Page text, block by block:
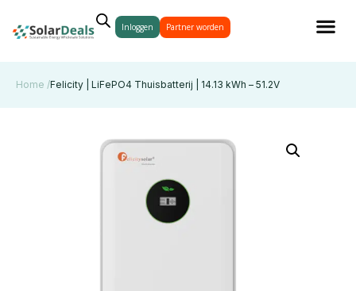
Inloggen Partner worden
Home /Felicity | LiFePO4 Thuisbatterij | 14.13 kWh – 51.2V